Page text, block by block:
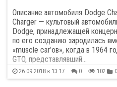
Описание автомобиля Dodge
Charger — культовый
Dodge, принадлежащей
по его созданию зародилась
«muscle car’ов», когда в 1964
GTO, представлявший…
26.09.2018 в 13:17 0 102